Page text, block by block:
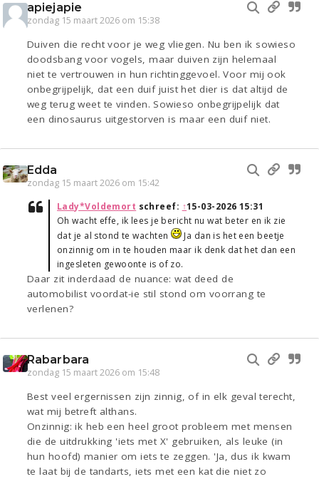
apiejapie
zondag 15 maart 2026 om 15:38
Duiven die recht voor je weg vliegen. Nu ben ik sowieso
doodsbang voor vogels, maar duiven zijn helemaal
niet te vertrouwen in hun richtinggevoel. Voor mij ook
onbegrijpelijk, dat een duif juist het dier is dat altijd de
weg terug weet te vinden. Sowieso onbegrijpelijk dat
een dinosaurus uitgestorven is maar een duif niet.
Edda
zondag 15 maart 2026 om 15:42
Lady*Voldemort schreef: ↑15-03-2026 15:31
Oh wacht effe, ik lees je bericht nu wat beter en ik zie
dat je al stond te wachten
Ja dan is het een beetje
onzinnig om in te houden maar ik denk dat het dan een
ingesleten gewoonte is of zo.
Daar zit inderdaad de nuance: wat deed de
automobilist voordat-ie stil stond om voorrang te
verlenen?
Rabarbara
zondag 15 maart 2026 om 15:48
Best veel ergernissen zijn zinnig, of in elk geval terecht,
wat mij betreft althans.
Onzinnig: ik heb een heel groot probleem met mensen
die de uitdrukking 'iets met X' gebruiken, als leuke (in
hun hoofd) manier om iets te zeggen. 'Ja, dus ik kwam
te laat bij de tandarts, iets met een kat die niet zo